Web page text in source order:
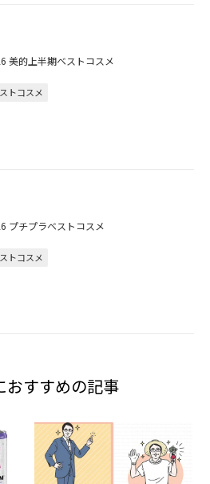
美的上半期ベストコスメ
トコスメ
プチプラベストコスメ
トコスメ
おすすめの記事